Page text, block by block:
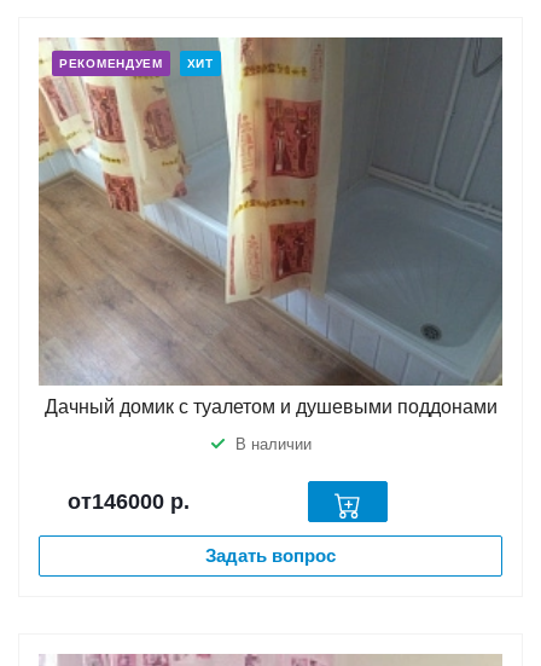
РЕКОМЕНДУЕМ ХИТ
Дачный домик с туалетом и душевыми поддонами
В наличии
от146000 р.
Задать вопрос